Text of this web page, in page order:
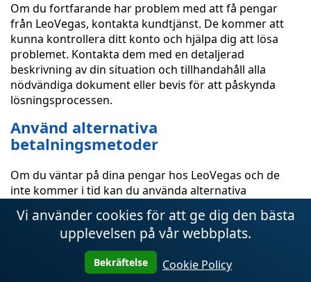
Om du fortfarande har problem med att få pengar
från LeoVegas, kontakta kundtjänst. De kommer att
kunna kontrollera ditt konto och hjälpa dig att lösa
problemet. Kontakta dem med en detaljerad
beskrivning av din situation och tillhandahåll alla
nödvändiga dokument eller bevis för att påskynda
lösningsprocessen.
Använd alternativa
betalningsmetoder
Om du väntar på dina pengar hos LeoVegas och de
inte kommer i tid kan du använda alternativa
1. Ett annat bankkort
Om du angav bankkort för
att ta ut pengar från
LeoVegas, prova ett annat bankkort. Vissa banker kan
Vi använder cookies för att ge dig den bästa
upplevelsen på vår webbplats.
Bekräftelse Cookie Policy